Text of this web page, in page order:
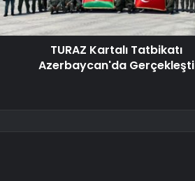
TURAZ Kartalı Tatbikatı
Azerbaycan'da Gerçekleşti